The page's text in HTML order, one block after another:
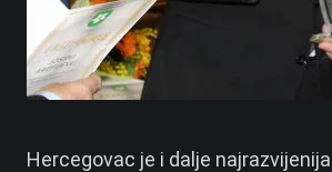
Hercegovac je i dalje